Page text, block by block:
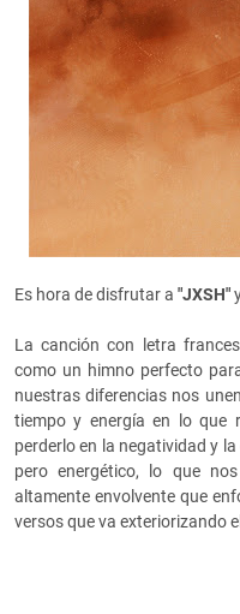
Es hora de disfrutar a "JXSH"
La canción con letra
como un himno perfecto
nuestras diferencias nos
tiempo y energía en lo que
perderlo en la negatividad y
pero energético, lo que
altamente envolvente que
versos que va exteriorizando